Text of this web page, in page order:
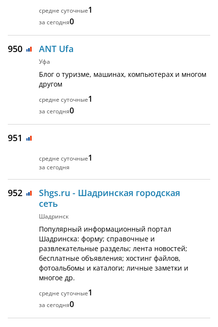
1
0
950 ANT Ufa
Уфа
Блог о туризме, машинах, компьютерах и многом
другом
1
0
951
1
952
Shgs.ru - Шадринская городская
сеть
Шадринск
Популярный информационный портал
Шадринска: форму; справочные и
развлекательные разделы; лента новостей;
бесплатные объявления; хостинг файлов,
фотоальбомы и каталоги; личные заметки и
многое др.
1
0